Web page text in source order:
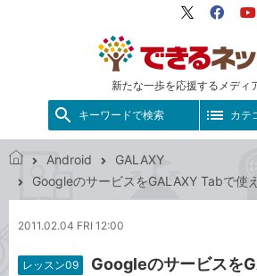
新たな一歩を応援するメディ
X（旧
キーワードで検索 カテ
で
ネ
ト
Android
GALAXY
GoogleのサービスをGALAXY Tabで使
2011.02.04 FRI 12:00
レッスン09
Googleのサービスを